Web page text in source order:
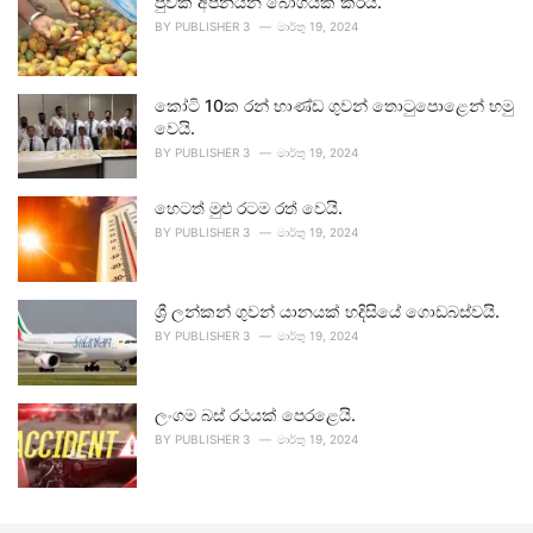
BY PUBLISHER 3 මාර්තු 19, 2024
කෝටි 10ක රන් භාණ්ඩ ගුවන් තොටුපොළෙන් හමු
වෙයි.
BY PUBLISHER 3 මාර්තු 19, 2024
හෙටත් මුළු රටම රත් වෙයි.
BY PUBLISHER 3 මාර්තු 19, 2024
ශ්‍රී ලන්කන් ගුවන් යානයක් හදිසියේ ගොඩබස්වයි.
BY PUBLISHER 3 මාර්තු 19, 2024
ලංගම බස් රථයක් පෙරළෙයි.
BY PUBLISHER 3 මාර්තු 19, 2024